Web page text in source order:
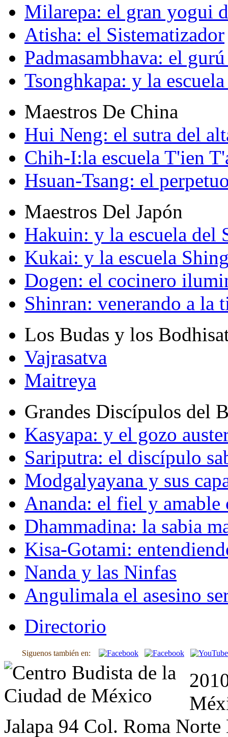
Milarepa: el gran yogui
Atisha: el Sistematizador
Padmasambhava: el
Tsonghkapa: y la
Maestros De China
Hui Neng: el sutra del
Chih-I:la escuela T'ien
Hsuan-Tsang: el
Maestros Del Japón
Hakuin: y la escuela del
Kukai: y la escuela
Dogen: el cocinero
Shinran: venerando a la
Los Budas y los
Vajrasatva
Maitreya
Grandes Discípulos del
Kasyapa: y el gozo
Sariputra: el discípulo
Modgalyayana y sus
Ananda: el fiel y amable
Dhammadina: la sabia
Kisa-Gotami:
Nanda y las Ninfas
Angulimala el asesino
Directorio
Siguenos también en:
Jalapa 94 Col. Roma